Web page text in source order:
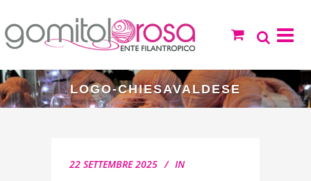
LOGO-CHIESAVALDESE
22 SETTEMBRE 2025 IN